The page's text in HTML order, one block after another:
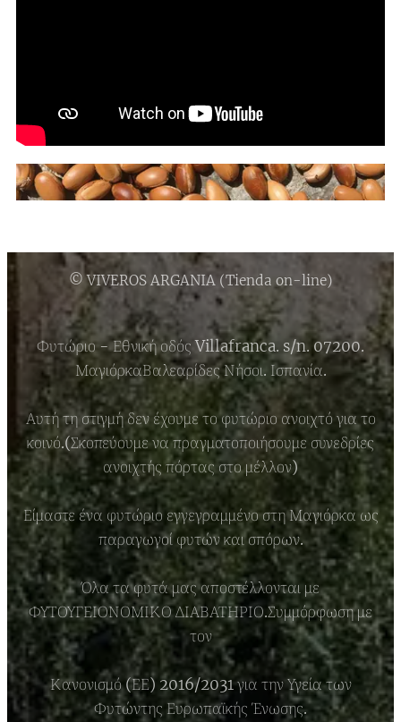
© VIVEROS ARGANIA (Tienda on-line)
Φυτώριο - Εθνική οδός Villafranca. s/n. 07200.
ΜαγιόρκαΒαλεαρίδες Νήσοι. Ισπανία.
Αυτή τη στιγμή δεν έχουμε το φυτώριο ανοιχτό για το
κοινό.(Σκοπεύουμε να πραγματοποιήσουμε συνεδρίες
ανοιχτής πόρτας στο μέλλον)
Είμαστε ένα φυτώριο εγγεγραμμένο στη Μαγιόρκα ως
παραγωγοί φυτών και σπόρων.
Όλα τα φυτά μας αποστέλλονται με
ΦΥΤΟΥΓΕΙΟΝΟΜΙΚΟ ΔΙΑΒΑΤΗΡΙΟ.Συμμόρφωση με
τον
Κανονισμό (ΕΕ) 2016/2031 για την Υγεία των
Φυτώντης Ευρωπαϊκής Ένωσης.